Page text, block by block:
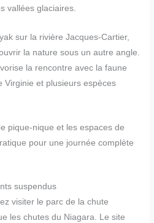
vallées glaciaires.
sur la rivière Jacques-Cartier,
la nature sous un autre angle.
la rencontre avec la faune
Virginie et plusieurs espèces
pique-nique et les espaces de
pour une journée complète
suspendus
visiter le parc de la chute
les chutes du Niagara. Le site